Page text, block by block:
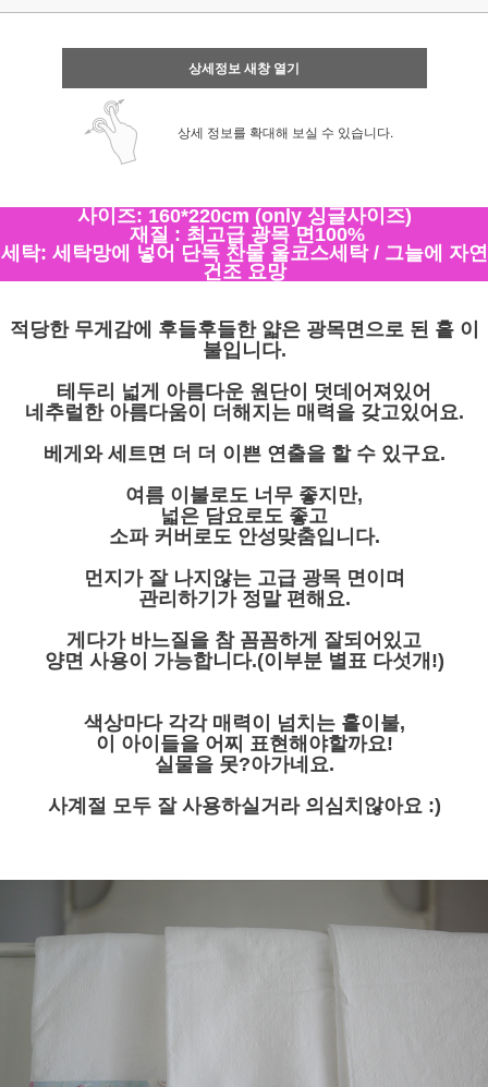
상세정보 새창 열기
상세 정보를 확대해 보실 수 있습니다.
사이즈: 160*220cm (only 싱글사이즈)
재질 : 최고급 광목 면100%
세탁: 세탁망에 넣어 단독 찬물 울코스세탁 / 그늘에 자연
건조 요망
적당한 무게감에 후들후들한 얇은 광목면으로 된 홑 이
불입니다.
테두리 넓게 아름다운 원단이 덧데어져있어
네추럴한 아름다움이 더해지는 매력을 갖고있어요.
베게와 세트면 더 더 이쁜 연출을 할 수 있구요.
여름 이불로도 너무 좋지만,
넓은 담요로도 좋고
소파 커버로도 안성맞춤입니다.
먼지가 잘 나지않는 고급 광목 면이며
관리하기가 정말 편해요.
게다가 바느질을 참 꼼꼼하게 잘되어있고
양면 사용이 가능합니다.(이부분 별표 다섯개!)
색상마다 각각 매력이 넘치는 홑이불,
이 아이들을 어찌 표현해야할까요!
실물을 못?아가네요.
사계절 모두 잘 사용하실거라 의심치않아요 :)